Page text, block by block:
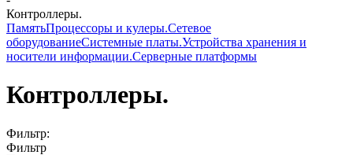
Контроллеры.
ПамятьПроцессоры и кулеры.Сетевое
оборудованиеСистемные платы.Устройства хранения и
носители информации.Серверные платформы
Контроллеры.
Фильтр:
Фильтр